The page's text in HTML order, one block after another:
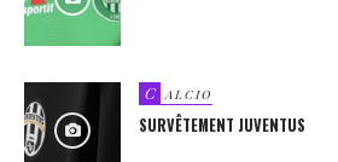
C ALCIO
SURVÊTEMENT JUVENTUS